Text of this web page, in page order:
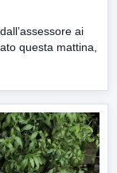
ai
questa mattina,